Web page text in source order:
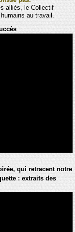
alliés, le Collectif
au travail.
qui retracent notre
: extraits des